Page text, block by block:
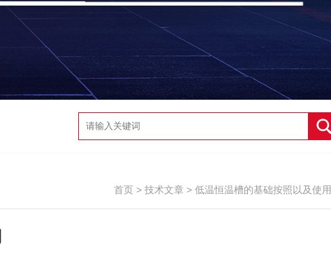
首页 > 技术文章 > 低温恒温槽的基础按照以及使用